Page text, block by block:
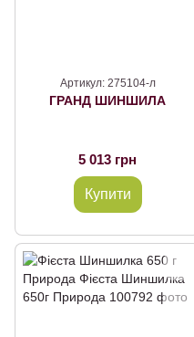
Артикул: 275104-л
ГРАНД ШИНШИЛА
5 013 грн
Купити